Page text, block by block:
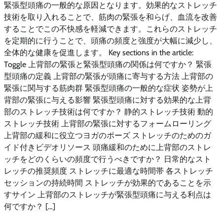
緊張型頭痛の一般的な原因となります。効果的なストレッチ
技術を取り入れることで、筋肉の緊張を和らげ、血流を改善
することでこの不快感を軽減できます。これらのストレッチ
を定期的に行うことで、頭痛の頻度と強度が大幅に減少し、
全体的な健康を促進します。 Key sections in the article:
Toggle 上背部の緊張と緊張型頭痛の関係は何ですか？ 緊張
型頭痛の定義 上背部の緊張が頭痛に寄与する方法 上背部の
緊張に関与する筋肉群 緊張型頭痛の一般的な症状 姿勢が上
背部の緊張に与える影響 緊張型頭痛に対する効果的な上背
部のストレッチ技術は何ですか？ 静的ストレッチ技術 動的
ストレッチ技術 上背部の緊張に対するフォームローリング
上背部の緩和に役立つヨガのポーズ ストレッチのためのガ
イド付きビデオリソース 頭痛緩和のために上背部のストレ
ッチをどのくらいの頻度で行うべきですか？ 日常的なスト
レッチの推奨頻度 ストレッチに最適な時間帯 各ストレッチ
セッションの持続時間 ストレッチが効果的であることを示
すサイン 上背部のストレッチが緊張型頭痛に与える利点は
何ですか？ […]